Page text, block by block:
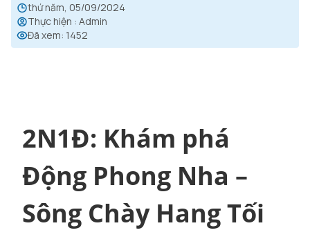
thứ năm, 05/09/2024
Thực hiện : Admin
Đã xem: 1452
2N1Đ: Khám phá
Động Phong Nha –
Sông Chày Hang Tối